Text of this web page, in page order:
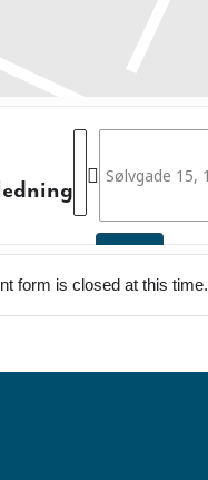
form is closed at this time.